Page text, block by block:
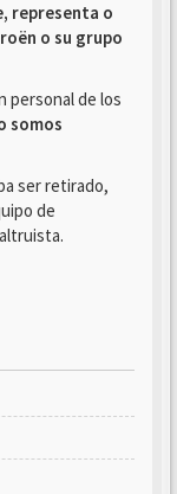
representa o
o su grupo
personal de los
somos
ser retirado,
de